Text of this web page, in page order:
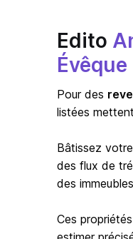
Edito
Évêque
Pour des
listées
Bâtissez
des flux de
des
Ces